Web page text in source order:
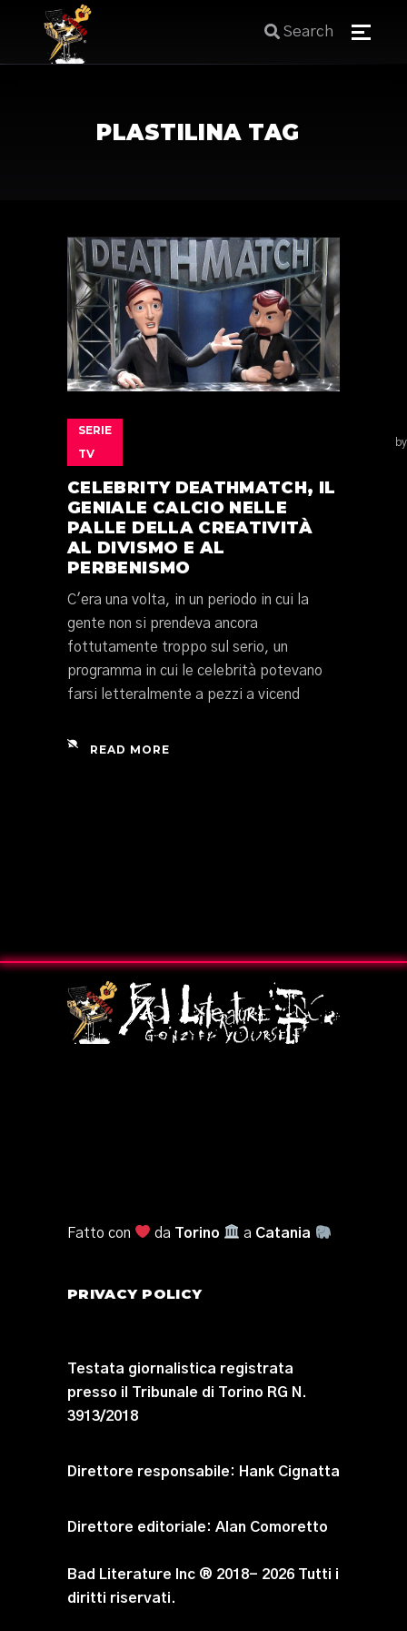
Search
PLASTILINA TAG
SERIE
TV
by
CELEBRITY DEATHMATCH, IL
GENIALE CALCIO NELLE
PALLE DELLA CREATIVITÀ
AL DIVISMO E AL
PERBENISMO
C'era una volta, in un periodo in cui la
gente non si prendeva ancora
fottutamente troppo sul serio, un
programma in cui le celebrità potevano
farsi letteralmente a pezzi a vicend
READ MORE
Fatto con da Torino a Catania
PRIVACY POLICY
Testata giornalistica registrata
presso il Tribunale di Torino RG N.
3913/2018
Direttore responsabile: Hank Cignatta
Direttore editoriale: Alan Comoretto
Bad Literature Inc ® 2018- 2026 Tutti i
diritti riservati.